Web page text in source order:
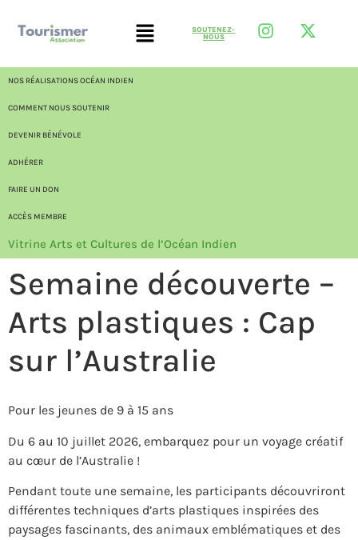
SOUTENEZ-
NOUS
NOS RÉALISATIONS OCÉAN INDIEN
COMMENT NOUS SOUTENIR
DEVENIR BÉNÉVOLE
ADHÉRER
FAIRE UN DON
ACCÈS MEMBRE
Vitrine Arts et Cultures de l’Océan Indien
Semaine découverte –
Arts plastiques : Cap
sur l’Australie
Pour les jeunes de 9 à 15 ans
Du 6 au 10 juillet 2026, embarquez pour un voyage créatif
au cœur de l’Australie !
Pendant toute une semaine, les participants découvriront
différentes techniques d’arts plastiques inspirées des
paysages fascinants, des animaux emblématiques et des